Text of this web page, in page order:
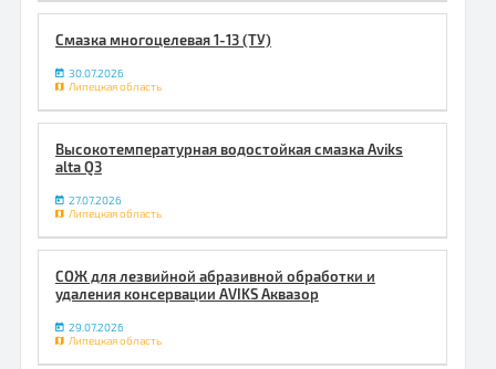
Смазка многоцелевая 1-13 (ТУ)
30.07.2026
Липецкая область
Высокотемпературная водостойкая смазка Aviks
alta Q3
27.07.2026
Липецкая область
СОЖ для лезвийной абразивной обработки и
удаления консервации AVIKS Аквазор
29.07.2026
Липецкая область